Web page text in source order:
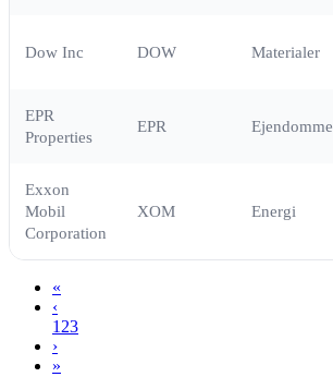
Dow Inc DOW Materialer
EPR
Properties
EPR Ejendomme
Exxon
Mobil
Corporation
XOM Energi
«
‹
1 23
›
»